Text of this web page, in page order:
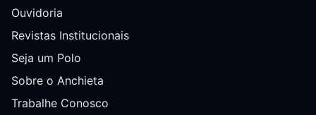
Ouvidoria
Revistas Institucionais
Seja um Polo
Sobre o Anchieta
Trabalhe Conosco